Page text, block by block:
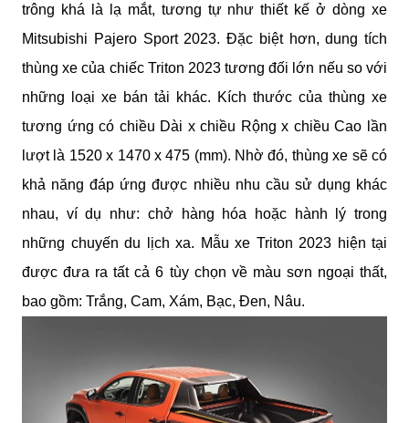
trông khá là lạ mắt, tương tự như thiết kế ở dòng xe
Mitsubishi Pajero Sport 2023. Đặc biệt hơn, dung tích
thùng xe của chiếc Triton 2023 tương đối lớn nếu so với
những loại xe bán tải khác. Kích thước của thùng xe
tương ứng có chiều Dài x chiều Rộng x chiều Cao lần
lượt là 1520 x 1470 x 475 (mm). Nhờ đó, thùng xe sẽ có
khả năng đáp ứng được nhiều nhu cầu sử dụng khác
nhau, ví dụ như: chở hàng hóa hoặc hành lý trong
những chuyến du lịch xa. Mẫu xe Triton 2023 hiện tại
được đưa ra tất cả 6 tùy chọn về màu sơn ngoại thất,
bao gồm: Trắng, Cam, Xám, Bạc, Đen, Nâu.